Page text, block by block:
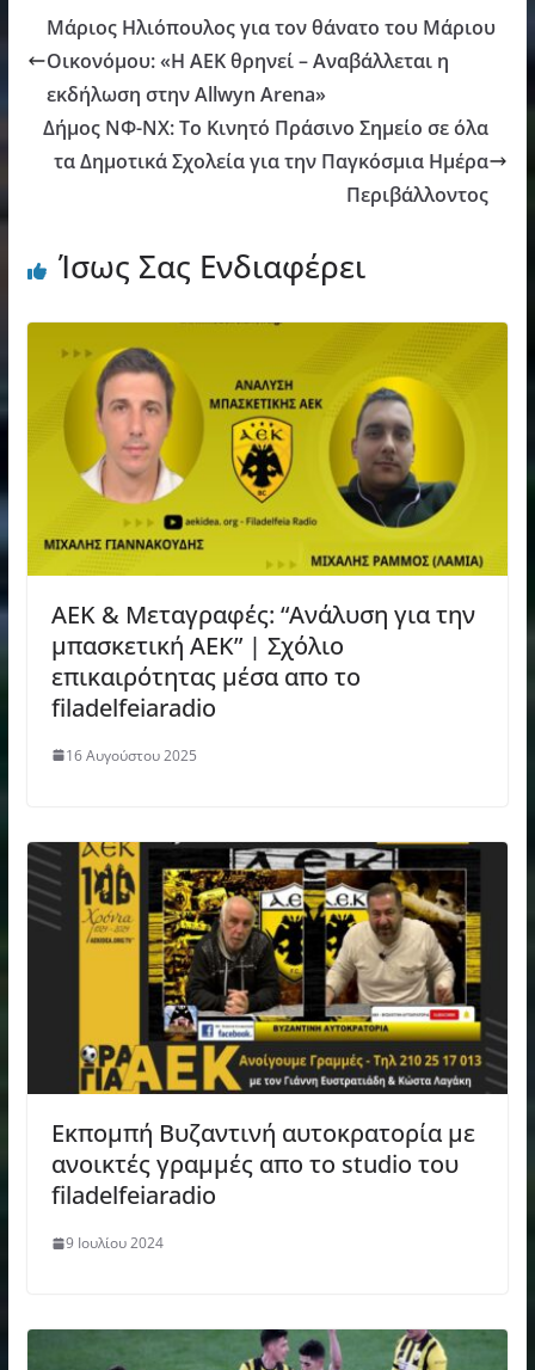
Μάριος Ηλιόπουλος για τον θάνατο του Μάριου
Οικονόμου: «Η ΑΕΚ θρηνεί – Αναβάλλεται η
εκδήλωση στην Allwyn Arena»
Δήμος ΝΦ-ΝΧ: Το Κινητό Πράσινο Σημείο σε όλα
τα Δημοτικά Σχολεία για την Παγκόσμια Ημέρα
Περιβάλλοντος
Ίσως Σας Ενδιαφέρει
ΑΕΚ & Μεταγραφές: “Ανάλυση για την
μπασκετική ΑΕΚ” | Σχόλιο
επικαιρότητας μέσα απο το
filadelfeiaradio
16 Αυγούστου 2025
Εκπομπή Βυζαντινή αυτοκρατορία με
ανοικτές γραμμές απο το studio του
filadelfeiaradio
9 Ιουλίου 2024